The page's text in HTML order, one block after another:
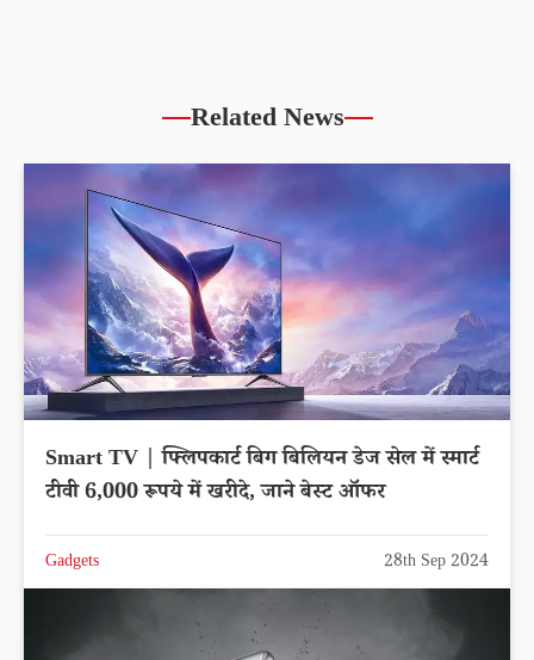
Related News
Smart TV | फ्लिपकार्ट बिग बिलियन डेज सेल में स्मार्ट
टीवी 6,000 रूपये में खरीदे, जाने बेस्ट ऑफर
Gadgets 28th Sep 2024